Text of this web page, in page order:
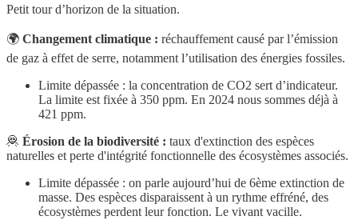
Petit tour d’horizon de la situation.
🌍 Changement climatique : réchauffement causé par l’émission
de gaz à effet de serre, notamment l’utilisation des énergies fossiles.
Limite dépassée : la concentration de CO2 sert d’indicateur.
La limite est fixée à 350 ppm. En 2024 nous sommes déjà à
421 ppm.
🦧 Érosion de la biodiversité : taux d'extinction des espèces
naturelles et perte d'intégrité fonctionnelle des écosystèmes associés.
Limite dépassée : on parle aujourd’hui de 6ème extinction de
masse. Des espèces disparaissent à un rythme effréné, des
écosystèmes perdent leur fonction. Le vivant vacille.